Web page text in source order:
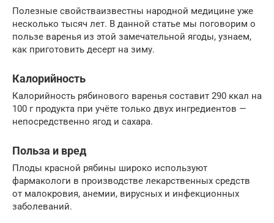
Полезные свойстваизвестны народной медицине уже
несколько тысяч лет. В данной статье мы поговорим о
пользе варенья из этой замечательной ягоды, узнаем,
как приготовить десерт на зиму.
Калорийность
Калорийность рябинового варенья составит 290 ккал на
100 г продукта при учёте только двух ингредиентов —
непосредственно ягод и сахара.
Польза и вред
Плоды красной рябины широко используют
фармакологи в производстве лекарственных средств
от малокровия, анемии, вирусных и инфекционных
заболеваний.